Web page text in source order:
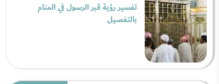
تفسير رؤية قبر الرسول في المنام
بالتفصيل